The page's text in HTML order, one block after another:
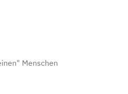
Menschen